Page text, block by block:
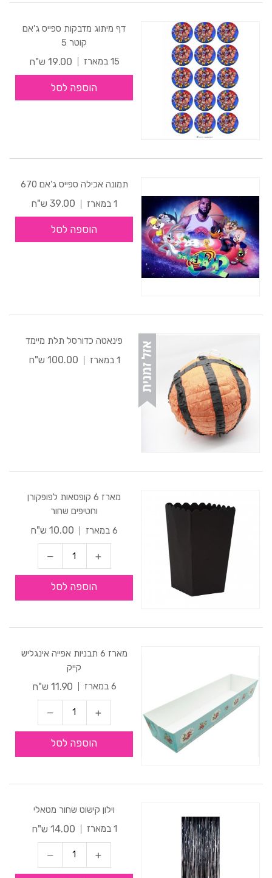
דף מיתוג מדבקות ספייס ג'אם
קוטר 5
15 במארז
19.00 ש"ח
הוספה לסל
תמונה אכילה ספייס ג'אם 670
1 במארז
39.00 ש"ח
הוספה לסל
פינאטה כדורסל תלת מיימד
1 במארז
100.00 ש"ח
מארז 6 קופסאות לפופקורן
וחטיפים שחור
6 במארז
10.00 ש"ח
הוספה לסל
מארז 6 תבניות אפייה אינגליש
קייק
6 במארז
11.90 ש"ח
הוספה לסל
וילון קישוט שחור מטאלי
1 במארז
14.00 ש"ח